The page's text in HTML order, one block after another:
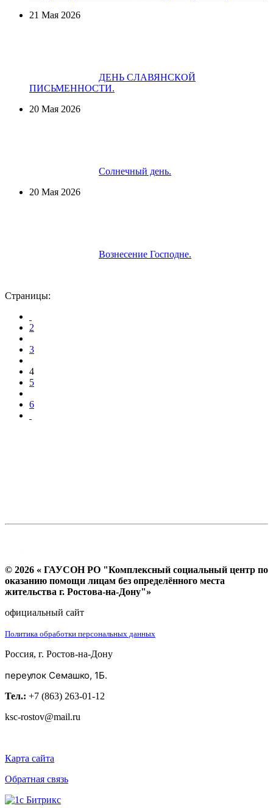
21 Мая 2026
ДЕНЬ СЛАВЯНСКОЙ
ПИСЬМЕННОСТИ.
20 Мая 2026
Солнечный день.
20 Мая 2026
Вознесение Господне.
Страницы:
2
3
4
5
6
© 2026 « ГАУСОН РО "Комплексный социальный центр по
оказанию помощи лицам без определённого места
жительства г. Ростова-на-Дону"»
официальный сайт
Политика обработки персональных данных
Россия, г. Ростов-на-Дону
переулок Семашко, 1Б.
Тел.: +7 (863) 263-01-12
ksc-rostov@mail.ru
Карта сайта
Обратная связь